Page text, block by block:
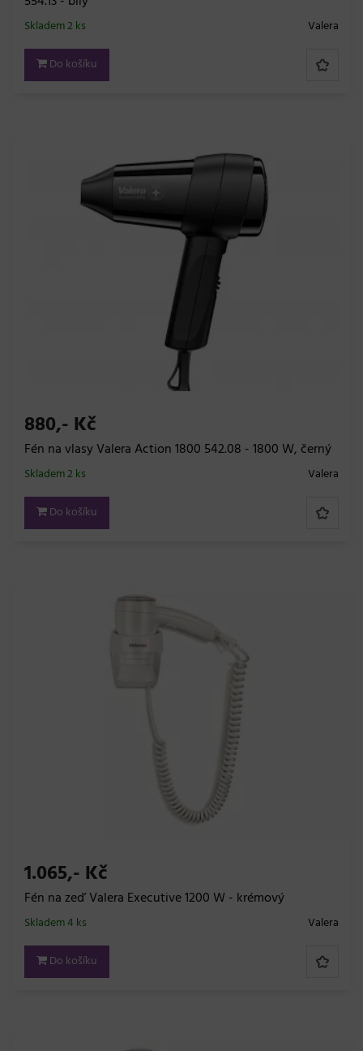
Valera
Skladem 2 ks
Do košíku
880,- Kč
Fén na vlasy Valera Action 1800 542.08 - 1800 W, černý
Valera
Skladem 2 ks
Do košíku
1.065,- Kč
Fén na zeď Valera Executive 1200 W - krémový
Valera
Skladem 4 ks
Do košíku